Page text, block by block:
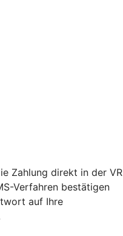
Zahlung direkt in der VR
Verfahren bestätigen
auf Ihre